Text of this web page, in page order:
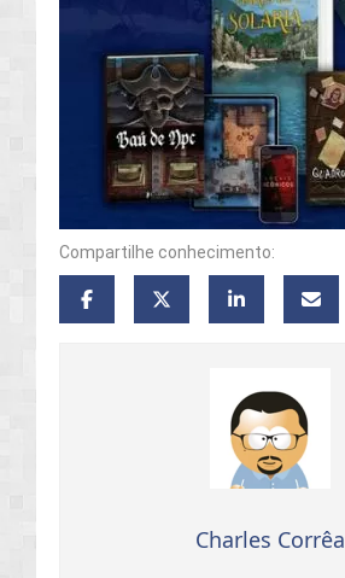
Compartilhe conhecimento:
Charles Corrêa